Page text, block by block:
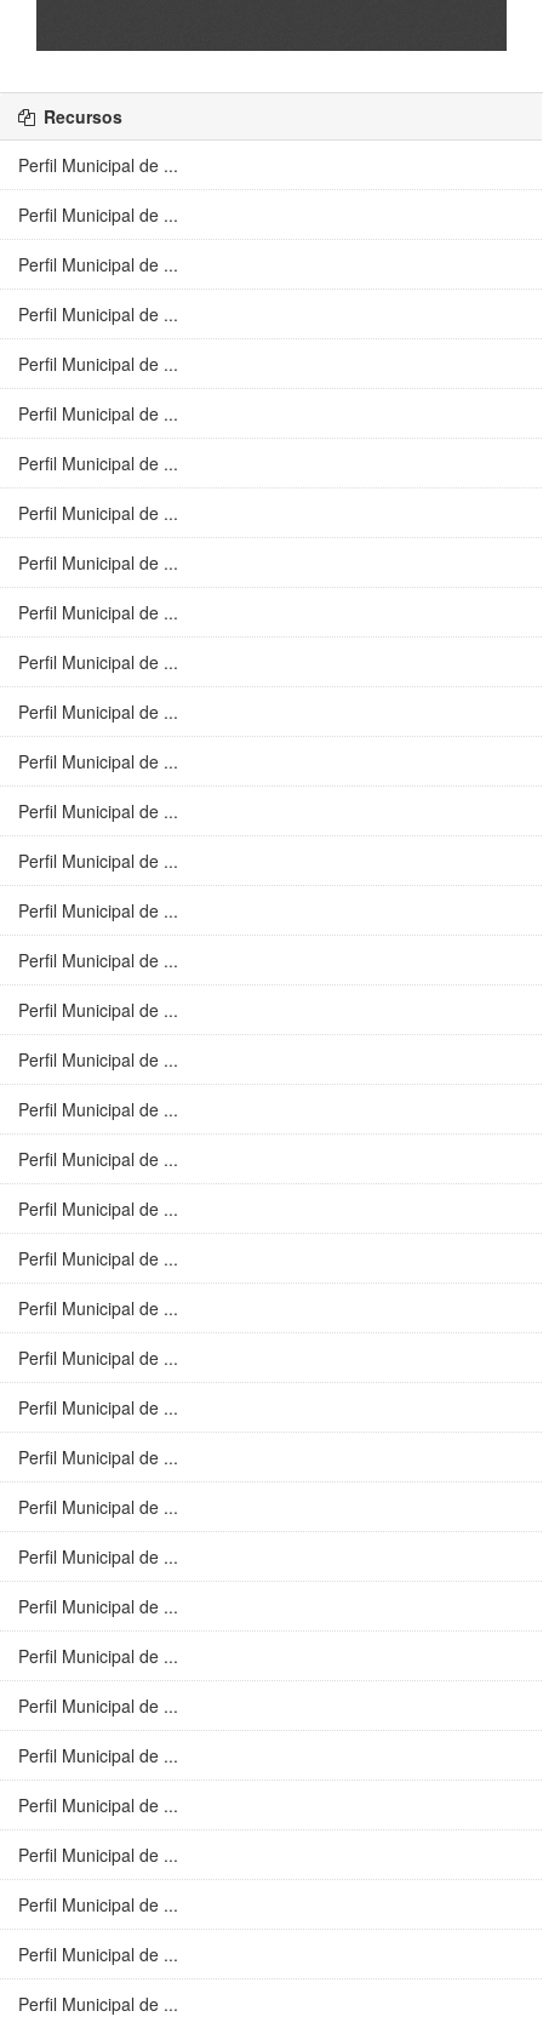
Recursos
Perfil Municipal de ...
Perfil Municipal de ...
Perfil Municipal de ...
Perfil Municipal de ...
Perfil Municipal de ...
Perfil Municipal de ...
Perfil Municipal de ...
Perfil Municipal de ...
Perfil Municipal de ...
Perfil Municipal de ...
Perfil Municipal de ...
Perfil Municipal de ...
Perfil Municipal de ...
Perfil Municipal de ...
Perfil Municipal de ...
Perfil Municipal de ...
Perfil Municipal de ...
Perfil Municipal de ...
Perfil Municipal de ...
Perfil Municipal de ...
Perfil Municipal de ...
Perfil Municipal de ...
Perfil Municipal de ...
Perfil Municipal de ...
Perfil Municipal de ...
Perfil Municipal de ...
Perfil Municipal de ...
Perfil Municipal de ...
Perfil Municipal de ...
Perfil Municipal de ...
Perfil Municipal de ...
Perfil Municipal de ...
Perfil Municipal de ...
Perfil Municipal de ...
Perfil Municipal de ...
Perfil Municipal de ...
Perfil Municipal de ...
Perfil Municipal de ...